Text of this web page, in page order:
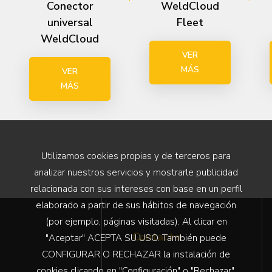
Utilizamos cookies propias y de terceros para
analizar nuestros servicios y mostrarle publicidad
relacionada con sus intereses con base en un perfil
elaborado a partir de sus hábitos de navegación
(por ejemplo, páginas visitadas). Al clicar en
"Aceptar" ACEPTA SU USO. También puede
CONFIGURAR O RECHAZAR la instalación de
fuente de alimentación se conecte a WeldCloud.
Vea todos los datos de las fuentes de alimentación de
ESAB y de otros proveedores en una única interfaz de
usuario intuitiva.
Seguridad óptima desde todos los ángulos:
almacenamiento de datos, acceso, control de usuario y
ingenieros de soldadura, personal de control de calidad,
supervisores de formación y muchos más.
Conector
universal
WeldCloud
VER
MÁS
WeldCloud
Fleet
VER
MÁS
Contacto